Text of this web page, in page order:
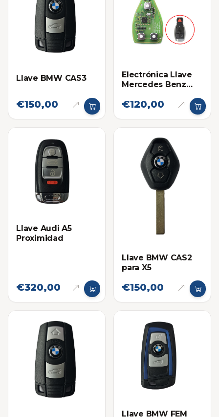
Llave BMW CAS3
€150,00
Electrónica Llave
Mercedes Benz
€120,00
Llave Audi A5
Proximidad
€320,00
Llave BMW CAS2
para X5
€150,00
Llave BMW FEM